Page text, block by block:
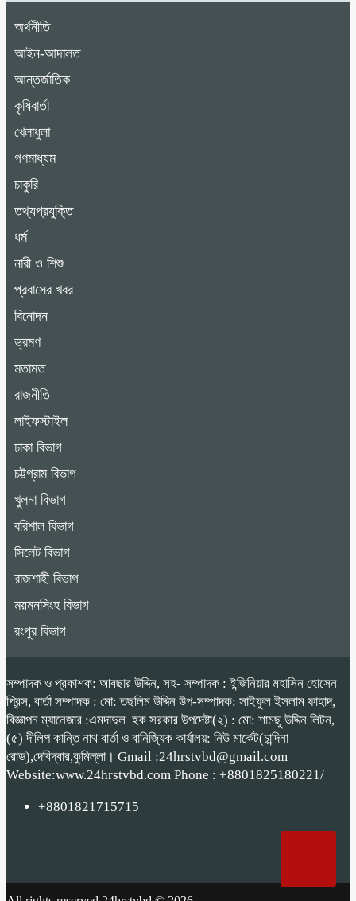
অর্থনীতি
আইন-আদালত
আন্তর্জাতিক
কৃষিবার্তা
খেলাধুলা
গণমাধ্যম
চাকুরি
তথ্যপ্রযুক্তি
ধর্ম
নারী ও শিশু
প্রবাসের খবর
বিনোদন
ভ্রমণ
মতামত
রাজনীতি
লাইফস্টাইল
ঢাকা বিভাগ
চট্টগ্রাম বিভাগ
খুলনা বিভাগ
বরিশাল বিভাগ
সিলেট বিভাগ
রাজশাহী বিভাগ
ময়মনসিংহ বিভাগ
রংপুর বিভাগ
সম্পাদক ও প্রকাশক: আবছার উদ্দিন, সহ- সম্পাদক : ইন্জিনিয়ার মহাসিন হোসেন
প্রিন্স, বার্তা সম্পাদক : মো: তছলিম উদ্দিন উপ-সম্পাদক: সাইফুল ইসলাম ফাহাদ,
বিজ্ঞাপন ম্যানেজার :এমদাদুল হক সরকার উপদেষ্টা(২) : মো: শামছু উদ্দিন লিটন,
(৫) দীলিপ কান্তি নাথ বার্তা ও বানিজ্যিক কার্যালয়: নিউ মার্কেট(চান্দিনা
রোড),দেবিদ্বার,কুমিল্লা। Gmail :24hrstvbd@gmail.com
Website:www.24hrstvbd.com Phone : +8801825180221/
+8801821715715